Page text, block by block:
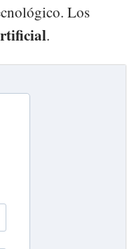
Los
.